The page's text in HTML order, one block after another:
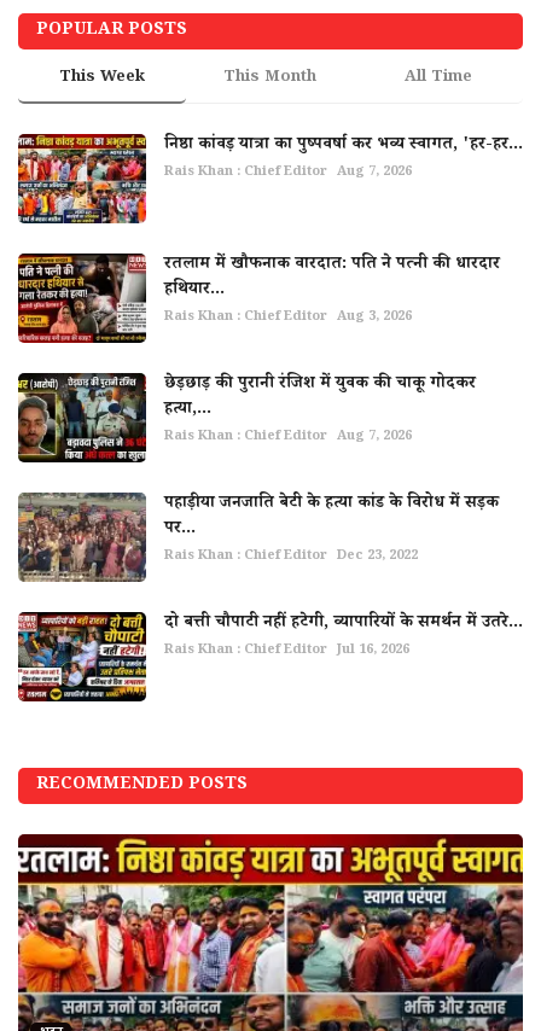
POPULAR POSTS
This Week This Month All Time
निष्ठा कांवड़ यात्रा का पुष्पवर्षा कर भव्य स्वागत, 'हर-हर...
Rais Khan : Chief Editor Aug 7, 2026
रतलाम में खौफनाक वारदात: पति ने पत्नी की धारदार
हथियार...
Rais Khan : Chief Editor Aug 3, 2026
छेड़छाड़ की पुरानी रंजिश में युवक की चाकू गोदकर
हत्या,...
Rais Khan : Chief Editor Aug 7, 2026
पहाड़ीया जनजाति बेटी के हत्या कांड के विरोध में सड़क
पर...
Rais Khan : Chief Editor Dec 23, 2022
दो बत्ती चौपाटी नहीं हटेगी, व्यापारियों के समर्थन में उतरे...
Rais Khan : Chief Editor Jul 16, 2026
RECOMMENDED POSTS